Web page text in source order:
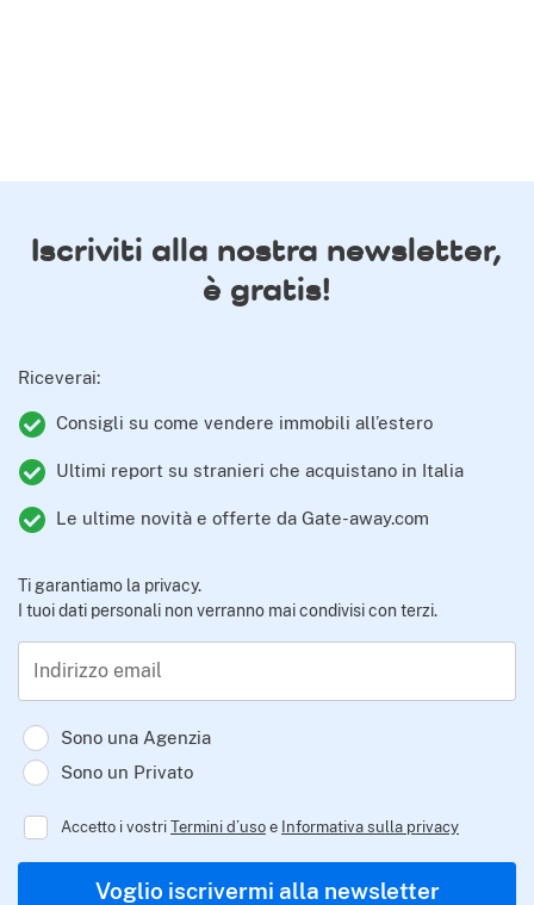
Iscriviti alla nostra newsletter,
è gratis!
Riceverai:
Consigli su come vendere immobili all’estero
Ultimi report su stranieri che acquistano in Italia
Le ultime novità e offerte da Gate-away.com
Ti garantiamo la privacy.
I tuoi dati personali non verranno mai condivisi con terzi.
Indirizzo email
Sono una Agenzia
Sono un Privato
Accetto i vostriTermini d’usoe Informativa sulla privacy
Regulator
Voglio iscrivermi alla newsletter